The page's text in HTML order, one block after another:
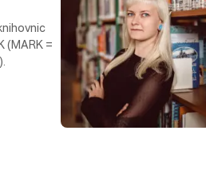
(MARK =